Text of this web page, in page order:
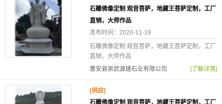
石雕佛像定制 观音菩萨，地藏王菩萨定制，工厂
直销，大师作品
发布时间：2020-11-19
石雕佛像定制 观音菩萨，地藏王菩萨定制，工厂
直销，大师作品
惠安县崇武源建石业有限公司
[了解详情]
[供应]